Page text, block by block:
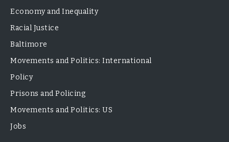
Economy and Inequality
Racial Justice
Baltimore
Movements and Politics: International
Policy
Prisons and Policing
Movements and Politics: US
Jobs